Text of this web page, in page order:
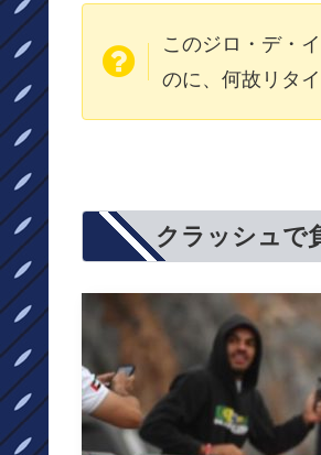
このジロ・デ・
のに、何故リタ
クラッシュで